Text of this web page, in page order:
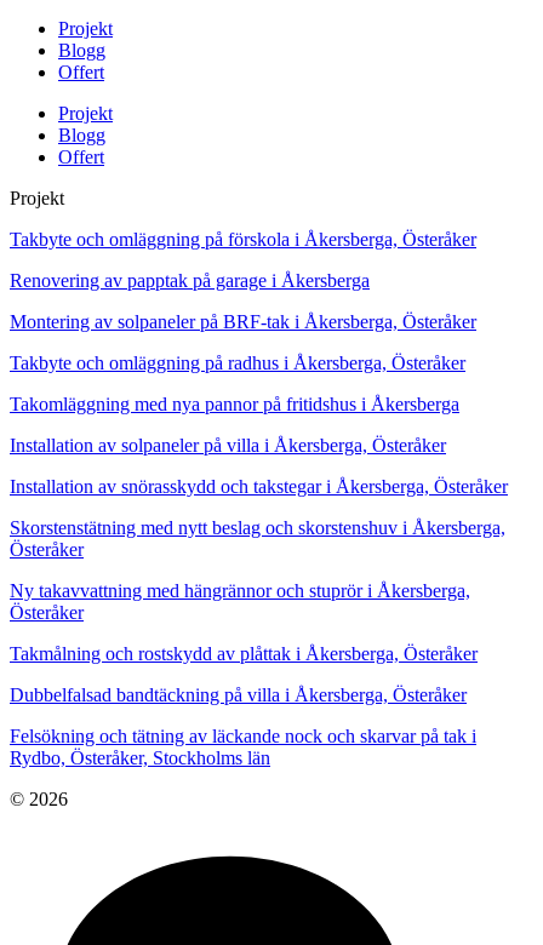
Projekt
Blogg
Offert
Projekt
Blogg
Offert
Projekt
Takbyte och omläggning på förskola i Åkersberga, Österåker
Renovering av papptak på garage i Åkersberga
Montering av solpaneler på BRF-tak i Åkersberga, Österåker
Takbyte och omläggning på radhus i Åkersberga, Österåker
Takomläggning med nya pannor på fritidshus i Åkersberga
Installation av solpaneler på villa i Åkersberga, Österåker
Installation av snörasskydd och takstegar i Åkersberga, Österåker
Skorstenstätning med nytt beslag och skorstenshuv i Åkersberga,
Österåker
Ny takavvattning med hängrännor och stuprör i Åkersberga,
Österåker
Takmålning och rostskydd av plåttak i Åkersberga, Österåker
Dubbelfalsad bandtäckning på villa i Åkersberga, Österåker
Felsökning och tätning av läckande nock och skarvar på tak i
Rydbo, Österåker, Stockholms län
© 2026